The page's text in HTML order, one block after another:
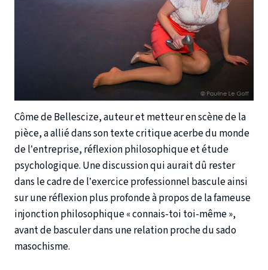
Côme de Bellescize, auteur et metteur en scène de la
pièce, a allié dans son texte critique acerbe du monde
de l’entreprise, réflexion philosophique et étude
psychologique. Une discussion qui aurait dû rester
dans le cadre de l’exercice professionnel bascule ainsi
sur une réflexion plus profonde à propos de la fameuse
injonction philosophique « connais-toi toi-même »,
avant de basculer dans une relation proche du sado
masochisme.